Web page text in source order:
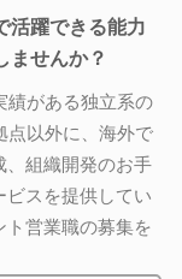
活躍できる能力
ませんか？
績がある独立系の
点以外に、海外で
、組織開発のお手
スを提供してい
ト営業職の募集を